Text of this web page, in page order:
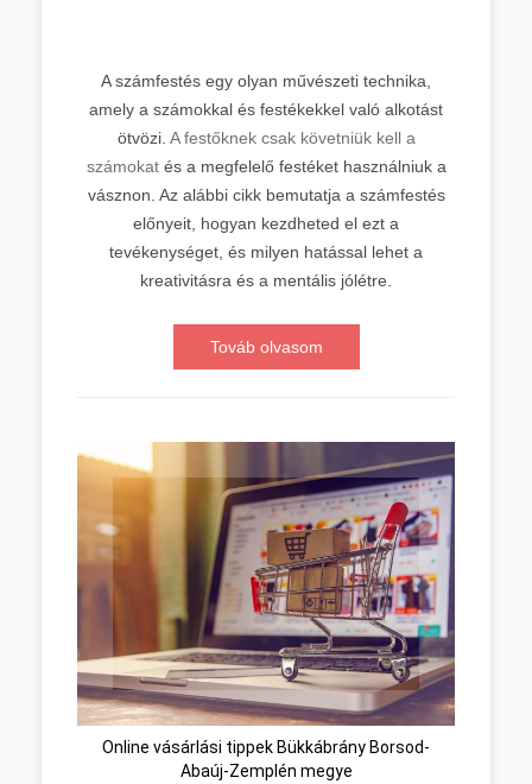
A számfestés egy olyan művészeti technika,
amely a számokkal és festékekkel való alkotást
ötvözi. A festőknek csak követniük kell a
számokatés a megfelelő festéket használniuk a
vásznon. Az alábbi cikk bemutatja a számfestés
előnyeit, hogyan kezdheted el ezt a
tevékenységet, és milyen hatással lehet a
kreativitásra és a mentális jólétre.
Továb olvasom
Online vásárlási tippek Bükkábrány Borsod-
Abaúj-Zemplén megye